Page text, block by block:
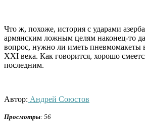
Что ж, похоже, история с ударами
армянским ложным целям наконец-то
вопрос, нужно ли иметь пневмомакеты
XXI века. Как говорится, хорошо
последним.
Автор: Андрей Союстов
Просмотры: 56